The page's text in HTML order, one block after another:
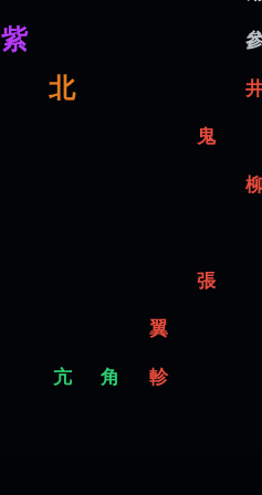
紫
北
鬼
張
翼
軫
亢 角